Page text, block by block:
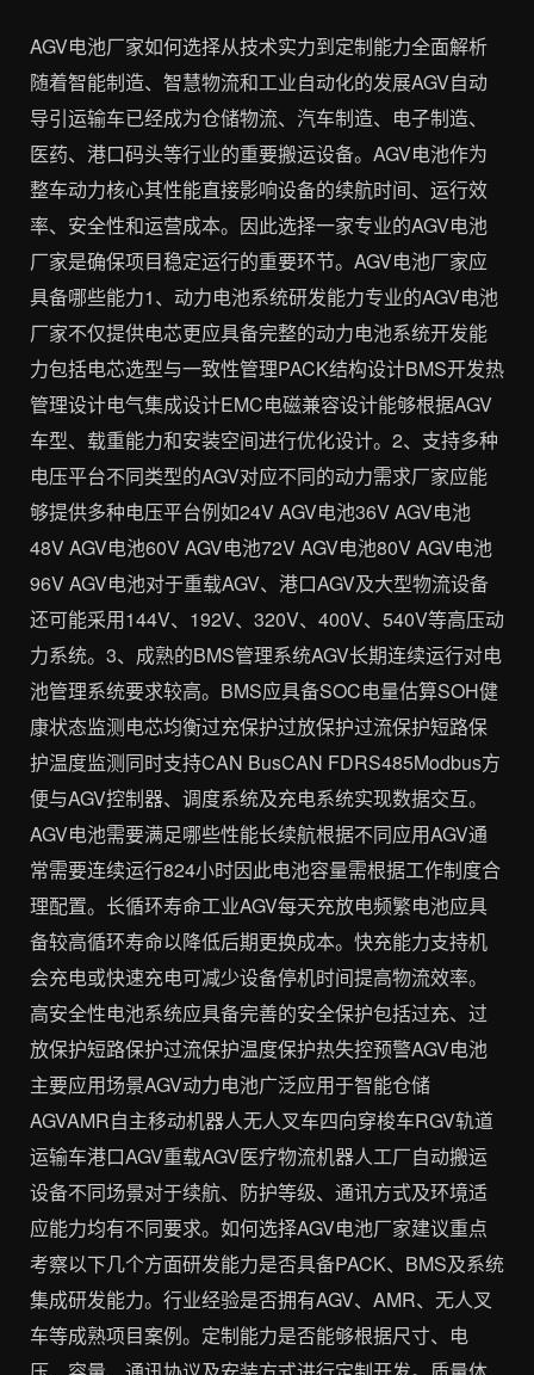
AGV电池厂家如何选择从技术实力到定制能力全面解析
随着智能制造、智慧物流和工业自动化的发展AGV自动
导引运输车已经成为仓储物流、汽车制造、电子制造、
医药、港口码头等行业的重要搬运设备。AGV电池作为
整车动力核心其性能直接影响设备的续航时间、运行效
率、安全性和运营成本。因此选择一家专业的AGV电池
厂家是确保项目稳定运行的重要环节。AGV电池厂家应
具备哪些能力1、动力电池系统研发能力专业的AGV电池
厂家不仅提供电芯更应具备完整的动力电池系统开发能
力包括电芯选型与一致性管理PACK结构设计BMS开发热
管理设计电气集成设计EMC电磁兼容设计能够根据AGV
车型、载重能力和安装空间进行优化设计。2、支持多种
电压平台不同类型的AGV对应不同的动力需求厂家应能
够提供多种电压平台例如24V AGV电池36V AGV电池
48V AGV电池60V AGV电池72V AGV电池80V AGV电池
96V AGV电池对于重载AGV、港口AGV及大型物流设备
还可能采用144V、192V、320V、400V、540V等高压动
力系统。3、成熟的BMS管理系统AGV长期连续运行对电
池管理系统要求较高。BMS应具备SOC电量估算SOH健
康状态监测电芯均衡过充保护过放保护过流保护短路保
护温度监测同时支持CAN BusCAN FDRS485Modbus方
便与AGV控制器、调度系统及充电系统实现数据交互。
AGV电池需要满足哪些性能长续航根据不同应用AGV通
常需要连续运行824小时因此电池容量需根据工作制度合
理配置。长循环寿命工业AGV每天充放电频繁电池应具
备较高循环寿命以降低后期更换成本。快充能力支持机
会充电或快速充电可减少设备停机时间提高物流效率。
高安全性电池系统应具备完善的安全保护包括过充、过
放保护短路保护过流保护温度保护热失控预警AGV电池
主要应用场景AGV动力电池广泛应用于智能仓储
AGVAMR自主移动机器人无人叉车四向穿梭车RGV轨道
运输车港口AGV重载AGV医疗物流机器人工厂自动搬运
设备不同场景对于续航、防护等级、通讯方式及环境适
应能力均有不同要求。如何选择AGV电池厂家建议重点
考察以下几个方面研发能力是否具备PACK、BMS及系统
集成研发能力。行业经验是否拥有AGV、AMR、无人叉
车等成熟项目案例。定制能力是否能够根据尺寸、电